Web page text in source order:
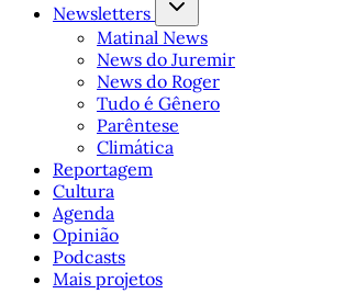
Newsletters
Matinal News
News do Juremir
News do Roger
Tudo é Gênero
Parêntese
Climática
Reportagem
Cultura
Agenda
Opinião
Podcasts
Mais projetos